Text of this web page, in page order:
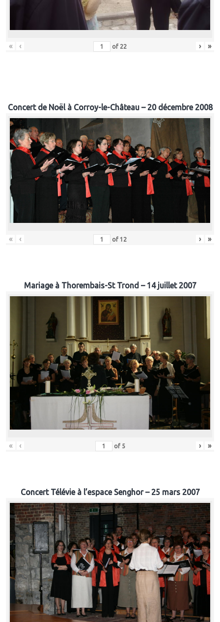
« ‹ of 22 › »
Concert de Noël à Corroy-le-Château – 20 décembre 2008
« ‹ of 12 › »
Mariage à Thorembais-St Trond – 14 juillet 2007
« ‹ of 5 › »
Concert Télévie à l’espace Senghor – 25 mars 2007